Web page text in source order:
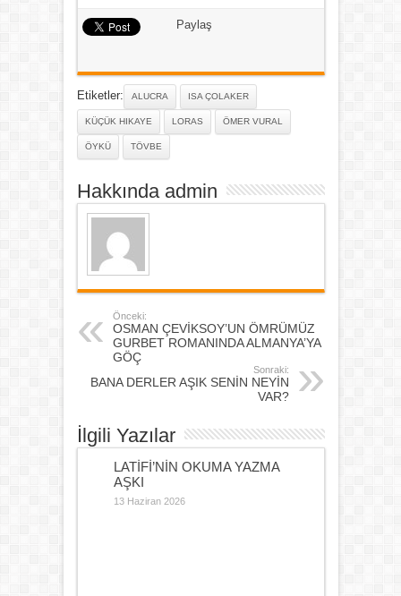
Paylaş
Share
Etiketler: ALUCRA ISA ÇOLAKER
KÜÇÜK HIKAYE LORAS ÖMER VURAL
ÖYKÜ TÖVBE
Hakkında admin
Önceki:
OSMAN ÇEVİKSOY’UN ÖMRÜMÜZ
GURBET ROMANINDA ALMANYA’YA
GÖÇ
Sonraki:
BANA DERLER AŞIK SENİN NEYİN
VAR?
İlgili Yazılar
LATİFİ’NİN OKUMA YAZMA
AŞKI
13 Haziran 2026